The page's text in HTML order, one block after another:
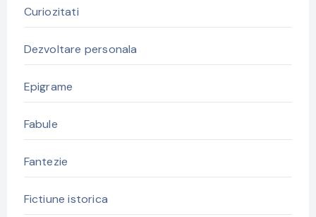
Curiozitati
Dezvoltare personala
Epigrame
Fabule
Fantezie
Fictiune istorica